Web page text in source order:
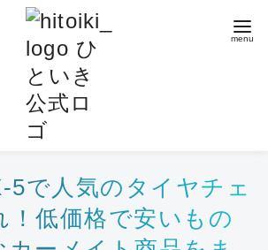
5で人気のタイヤチェ
！低価格で安いもの